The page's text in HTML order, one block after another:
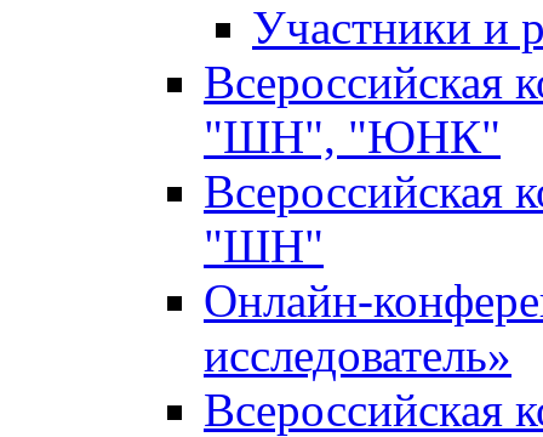
Участники и
"ШН", "ЮНК"
"ШН"
Онлайн-
исследователь»
Всероссийская